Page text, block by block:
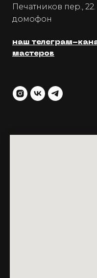
Печатников пер.,
домофон
наш телеграм-
мастеров